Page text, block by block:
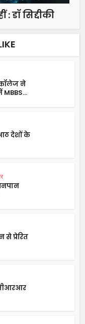
डॉ सिद्दीकी
कॉलेज ने
देशों के
से प्रेरित